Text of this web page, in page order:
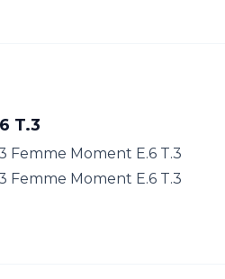
T.3
Femme Moment E.6 T.3
Femme Moment E.6 T.3